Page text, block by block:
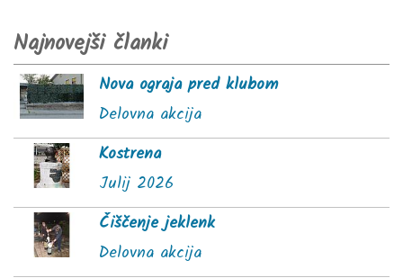
Najnovejši članki
Nova ograja pred klubom
Delovna akcija
Kostrena
Julij 2026
Čiščenje jeklenk
Delovna akcija